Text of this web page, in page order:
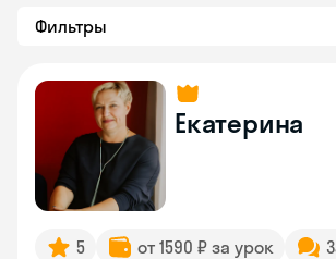
Фильтры
Екатерина
5 от 1590 ₽ за урок